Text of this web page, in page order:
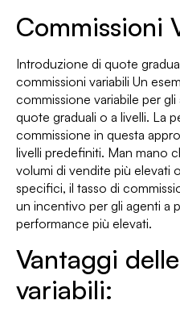
Commissioni
Introduzione di quote
commissioni variabili Un
commissione variabile per
quote graduali o a livelli. La
commissione in questa
livelli predefiniti. Man mano
volumi di vendite più elevati
specifici, il tasso di
un incentivo per gli agenti a
performance più elevati.
Vantaggi
variabili: